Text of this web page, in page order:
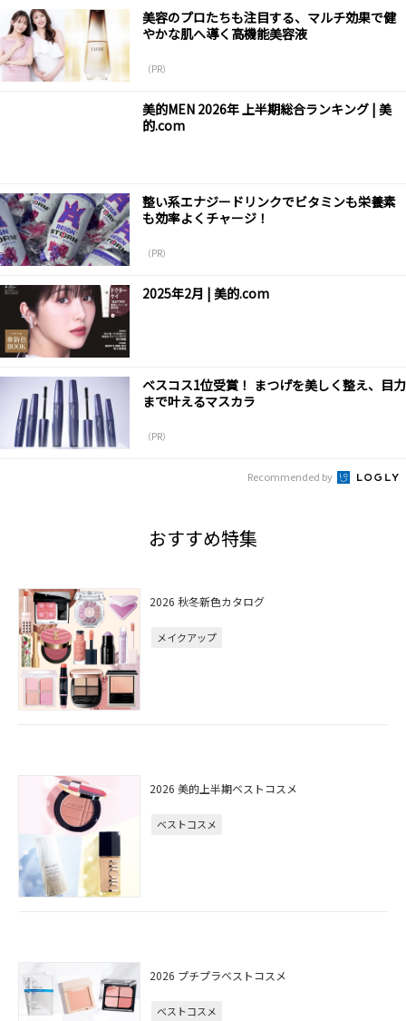
美容のプロたちも注目する、マルチ効果で健
やかな肌へ導く高機能美容液
（PR）
美的MEN 2026年 上半期総合ランキング | 美
的.com
整い系エナジードリンクでビタミンも栄養素
も効率よくチャージ！
（PR）
2025年2月 | 美的.com
ベスコス1位受賞！ まつげを美しく整え、目力
まで叶えるマスカラ
（PR）
Recommended by
おすすめ特集
2026 秋冬新色カタログ
メイクアップ
2026 美的上半期ベストコスメ
ベストコスメ
2026 プチプラベストコスメ
ベストコスメ